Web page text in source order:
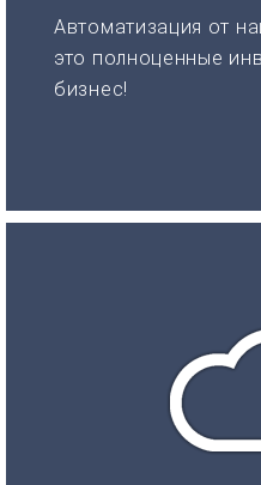
Автоматизация от
это полноценные
бизнес!